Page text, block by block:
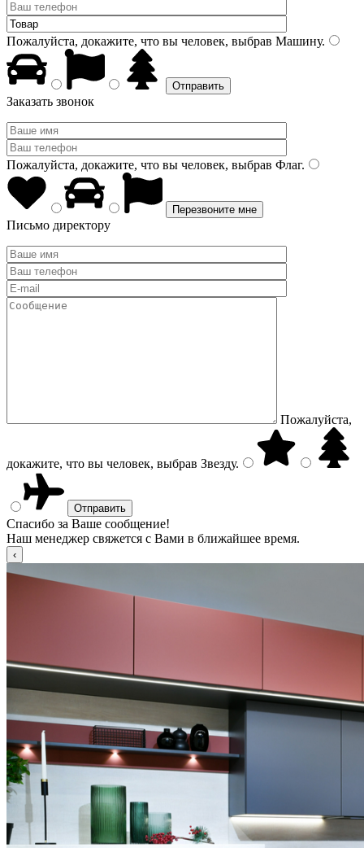
Пожалуйста, докажите, что вы человек, выбрав Машину.
Заказать звонок
Пожалуйста, докажите, что вы человек, выбрав Флаг.
Письмо директору
Пожалуйста,
докажите, что вы человек, выбрав Звезду.
Спасибо за Ваше сообщение!
Наш менеджер свяжется с Вами в ближайшее время.